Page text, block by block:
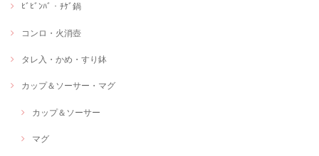
ﾋﾞﾋﾞﾝﾊﾞ・ﾁｹﾞ鍋
コンロ・火消壺
タレ入・かめ・すり鉢
カップ＆ソーサー・マグ
カップ＆ソーサー
マグ